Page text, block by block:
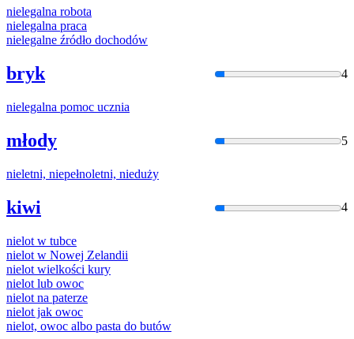
nielegalna robota
nielegalna praca
nielegalne źródło dochodów
bryk 4
nielegalna pomoc ucznia
młody 5
nieletni, niepełnoletni, nieduży
kiwi 4
nielot w tubce
nielot w Nowej Zelandii
nielot wielkości kury
nielot lub owoc
nielot na paterze
nielot jak owoc
nielot, owoc albo pasta do butów